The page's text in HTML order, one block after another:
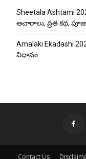
Sheetala Ashtami
ఆచారాలు, వ్రత కథ,
Amalaki Ekadashi
విధానం
Contact Us